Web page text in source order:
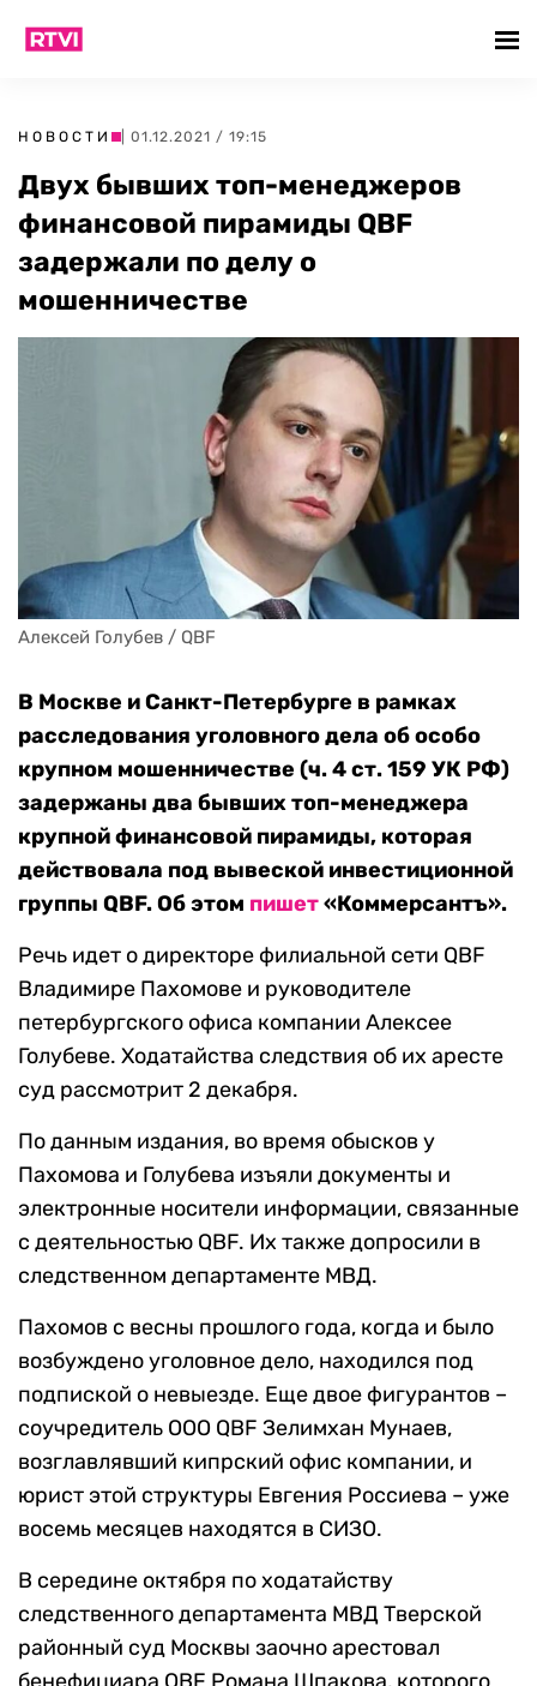
НОВОСТИ | 01.12.2021 / 19:15
Двух бывших топ-менеджеров
финансовой пирамиды QBF
задержали по делу о
мошенничестве
Алексей Голубев / QBF
В Москве и Санкт-Петербурге в рамках
расследования уголовного дела об особо
крупном мошенничестве (ч. 4 ст. 159 УК РФ)
задержаны два бывших топ-менеджера
крупной финансовой пирамиды, которая
действовала под вывеской инвестиционной
группы QBF. Об этом пишет«Коммерсантъ».
Речь идет о директоре филиальной сети QBF
Владимире Пахомове и руководителе
петербургского офиса компании Алексее
Голубеве. Ходатайства следствия об их аресте
суд рассмотрит 2 декабря.
По данным издания, во время обысков у
Пахомова и Голубева изъяли документы и
электронные носители информации, связанные
с деятельностью QBF. Их также допросили в
следственном департаменте МВД.
Пахомов с весны прошлого года, когда и было
возбуждено уголовное дело, находился под
подпиской о невыезде. Еще двое фигурантов –
соучредитель ООО QBF Зелимхан Мунаев,
возглавлявший кипрский офис компании, и
юрист этой структуры Евгения Россиева – уже
восемь месяцев находятся в СИЗО.
В середине октября по ходатайству
следственного департамента МВД Тверской
районный суд Москвы заочно арестовал